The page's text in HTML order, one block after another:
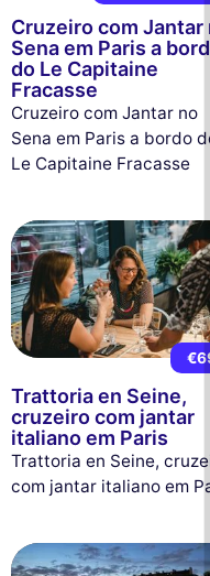
Cruzeiro com Jantar
Sena em Paris a
do Le Capitaine
Fracasse
Cruzeiro com Jantar no
Sena em Paris a bordo
Le Capitaine Fracasse
Trattoria en Seine,
cruzeiro com jantar
italiano em Paris
Trattoria en Seine,
com jantar italiano em